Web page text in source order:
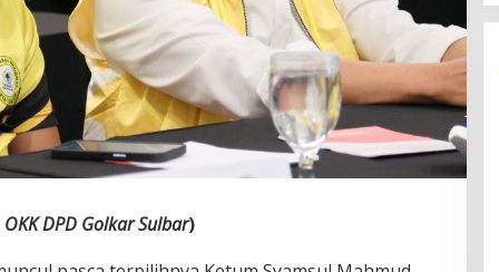
DPD Golkar Sulbar)
Jerat Modal dan Jeritan
Pedagang Ikan TPI Kasiwa Mamuju
Saat Harga Melonjak